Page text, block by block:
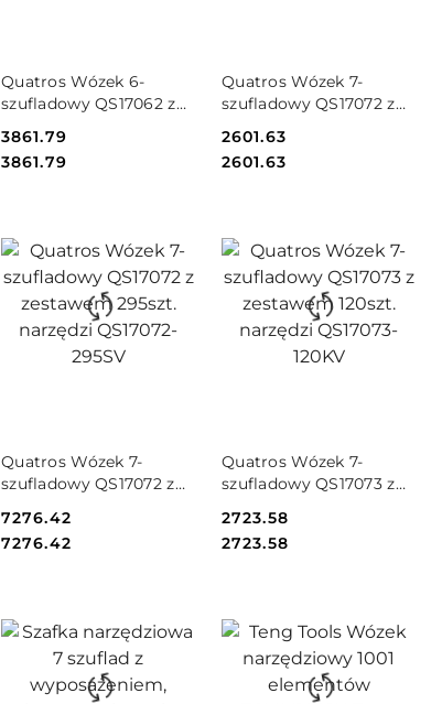
Quatros Wózek 6-
szufladowy QS17062 z
narzędzi QS17062-188SV
Cena:
3861.79
Cena:
3861.79
DO KOSZYKA
Quatros Wózek 7-
szufladowy QS17072 z
narzędzi QS17072-120KV
Cena:
2601.63
Cena:
2601.63
DO KOSZYKA
Quatros Wózek 7-
szufladowy QS17072 z
narzędzi QS17072-
295SV
Cena:
7276.42
Cena:
7276.42
DO KOSZYKA
Quatros Wózek 7-
szufladowy QS17073 z
narzędzi QS17073-120KV
Cena:
2723.58
Cena:
2723.58
DO KOSZYKA